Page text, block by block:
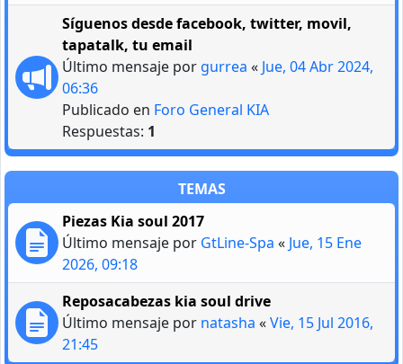
Síguenos desde facebook, twitter, movil,
tapatalk, tu email
Último mensaje por gurrea « Jue, 04 Abr 2024,
06:36
Publicado en Foro General KIA
Respuestas: 1
TEMAS
Piezas Kia soul 2017
Último mensaje por GtLine-Spa « Jue, 15 Ene
2026, 09:18
Reposacabezas kia soul drive
Último mensaje por natasha «Vie, 15 Jul 2016,
21:45